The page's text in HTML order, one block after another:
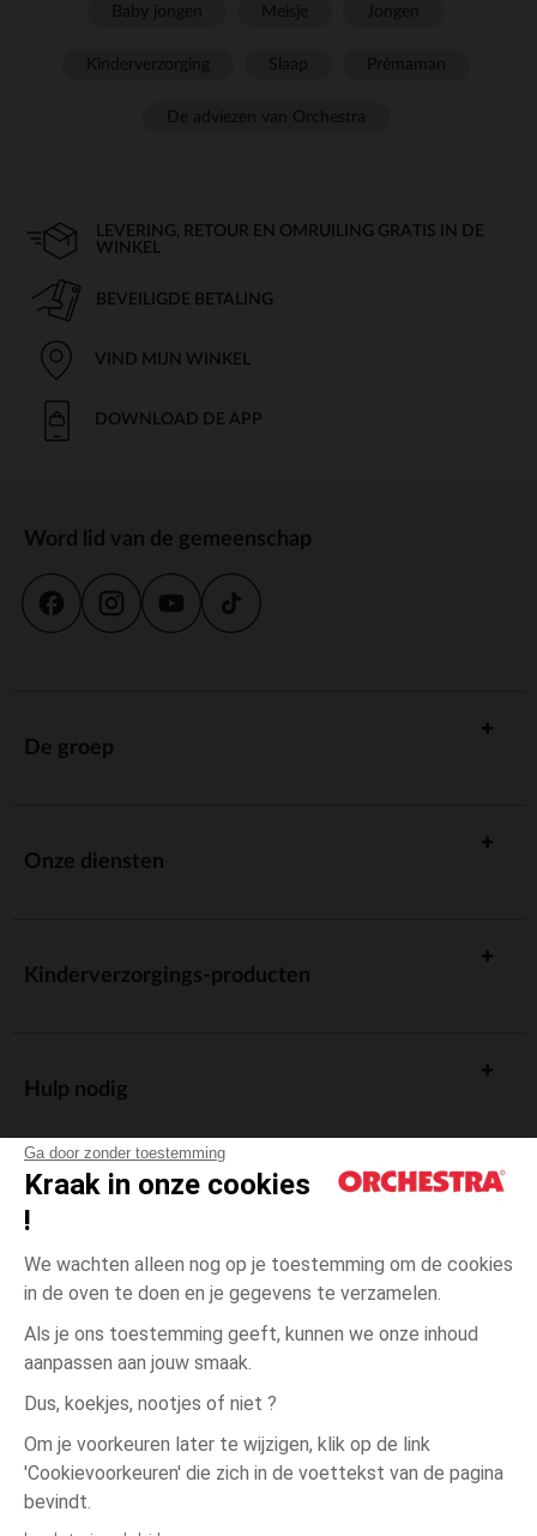
Ga door zonder toestemming
Kraak in onze cookies
!
We wachten alleen nog op je toestemming om de cookies
in de oven te doen en je gegevens te verzamelen.
Als je ons toestemming geeft, kunnen we onze inhoud
aanpassen aan jouw smaak.
Dus, koekjes, nootjes of niet ?
Om je voorkeuren later te wijzigen, klik op de link
'Cookievoorkeuren' die zich in de voettekst van de pagina
bevindt.
Print Print
één
LEVERING, RETOUR EN OMRUILING GRATIS IN DE
WINKEL
BEVEILIGDE BETALING
VIND MIJN WINKEL
DOWNLOAD DE APP
Word lid van de gemeenschap
De groep
Onze diensten
Kinderverzorgings-producten
Hulp nodig
Algemene verkoopsvoorwaarden
Wettelijke bepalingen
Persoonsgegevens